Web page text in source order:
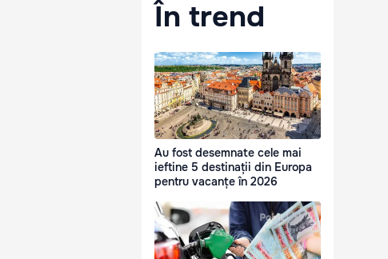
În trend
Au fost desemnate cele mai
ieftine 5 destinații din Europa
pentru vacanțe în 2026